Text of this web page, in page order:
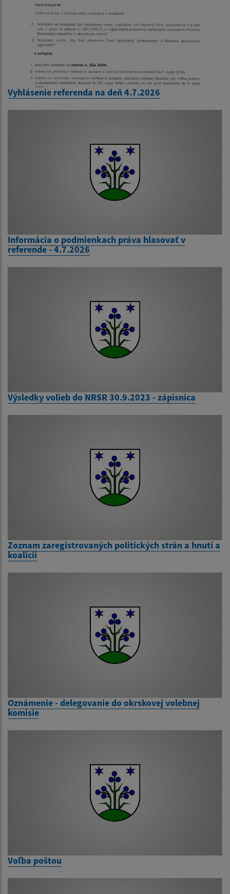
Vyhlásenie referenda na deň 4.7.2026
Informácia o podmienkach práva hlasovať v
referende - 4.7.2026
Výsledky volieb do NRSR 30.9.2023 - zápisnica
Zoznam zaregistrovaných politických strán a hnutí a
koalícií
Oznámenie - delegovanie do okrskovej volebnej
komisie
Voľba poštou